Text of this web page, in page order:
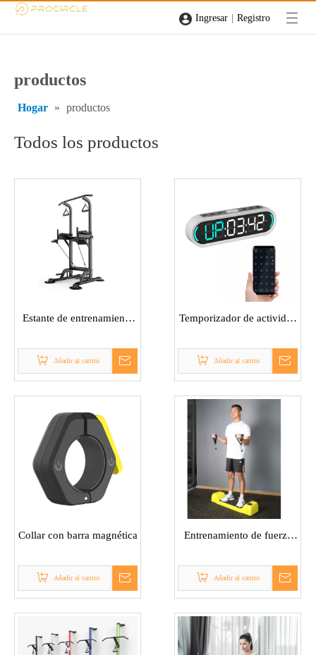
Ingresar | Registro
productos
Hogar » productos
Todos los productos
Estante de entrenamiento
Añadir al carrito
Temporizador de actividad
Añadir al carrito
Collar con barra magnética
Añadir al carrito
Entrenamiento de fuerza
Añadir al carrito